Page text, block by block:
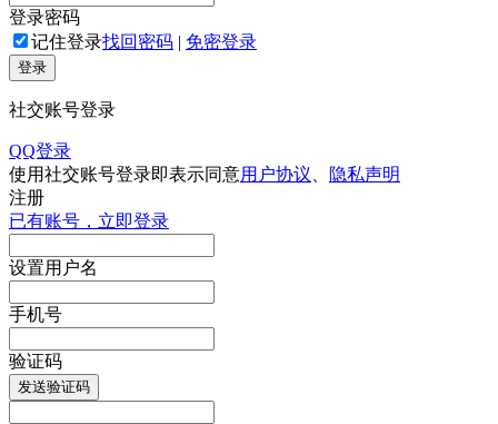
登录密码
记住登录找回密码 | 免密登录
登录
社交账号登录
QQ登录
使用社交账号登录即表示同意用户协议
隐私声明
注册
已有账号，立即登录
设置用户名
手机号
验证码
发送验证码